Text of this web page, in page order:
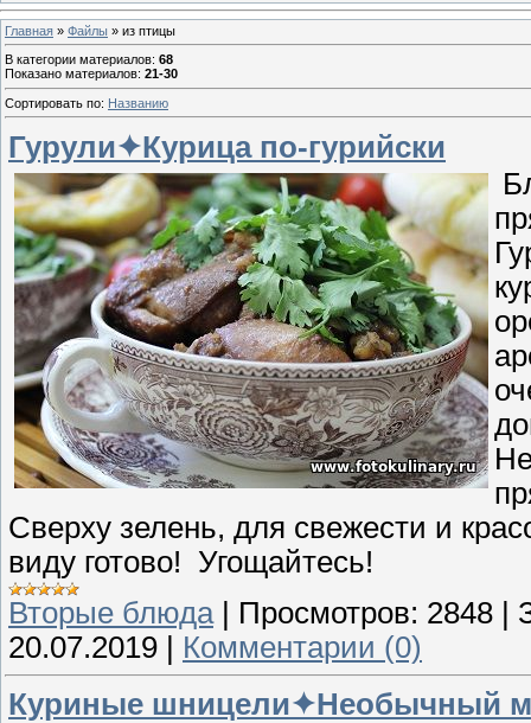
Главная » Файлы » из птицы
В категории материалов: 68
Показано материалов: 21-30
Сортировать по: Названию
Гурули✦Курица по-гурийски
Сверху зелень, для свежести и
виду готово! Угощайтесь!
Вторые блюда | Просмотров: 2848 |
20.07.2019 | Комментарии (0)
Куриные шницели✦Необычный